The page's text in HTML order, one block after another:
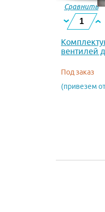
Сравнить
вентилей
1 VR2035D
Под заказ
(привезем